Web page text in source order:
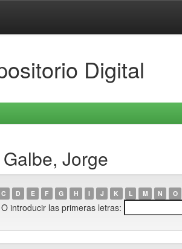
Digital
Jorge
C D E F G H I J K L M N O
O introducir las primeras letras: